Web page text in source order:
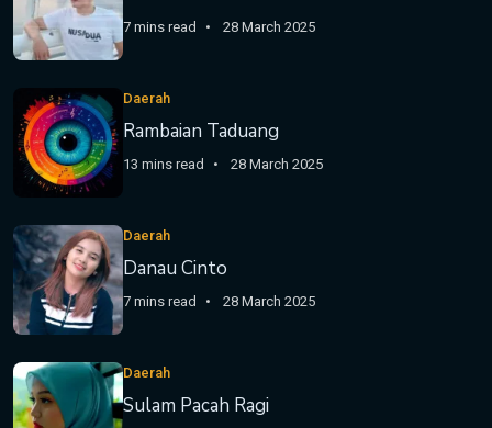
7 mins read 28 March 2025
Daerah
Rambaian Taduang
13 mins read 28 March 2025
Daerah
Danau Cinto
7 mins read 28 March 2025
Daerah
Sulam Pacah Ragi